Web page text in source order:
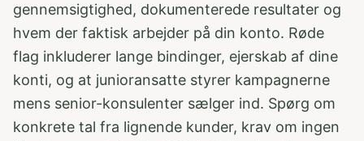
gennemsigtighed, dokumenterede resultater og
hvem der faktisk arbejder på din konto. Røde
flag inkluderer lange bindinger, ejerskab af dine
konti, og at junioransatte styrer kampagnerne
mens senior-konsulenter sælger ind. Spørg om
konkrete tal fra lignende kunder, krav om ingen